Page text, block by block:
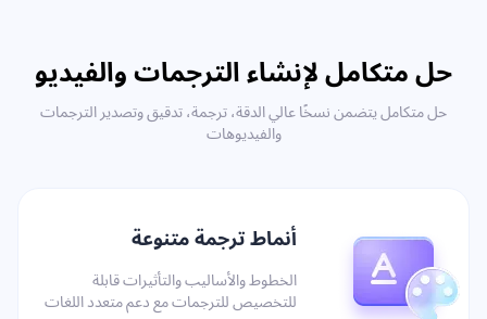
حل متكامل لإنشاء الترجمات والفيديو
حل متكامل يتضمن نسخًا عالي الدقة، ترجمة، تدقيق وتصدير الترجمات
والفيديوهات
أنماط ترجمة متنوعة
الخطوط والأساليب والتأثيرات قابلة
للتخصيص للترجمات مع دعم متعدد اللغات